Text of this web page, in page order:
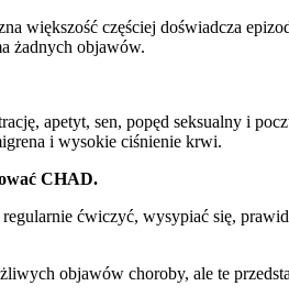
większość częściej doświadcza
żadnych objawów.
apetyt, sen, popęd seksualny i
i wysokie ciśnienie krwi.
CHAD.
ćwiczyć, wysypiać się,
objawów choroby, ale te